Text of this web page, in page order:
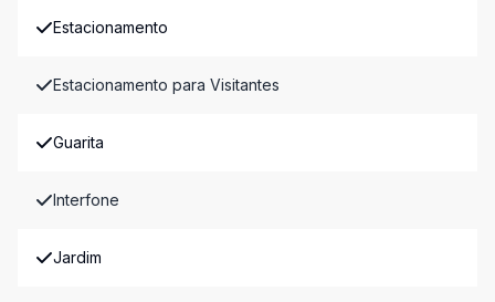
Estacionamento
Estacionamento para Visitantes
Guarita
Interfone
Jardim